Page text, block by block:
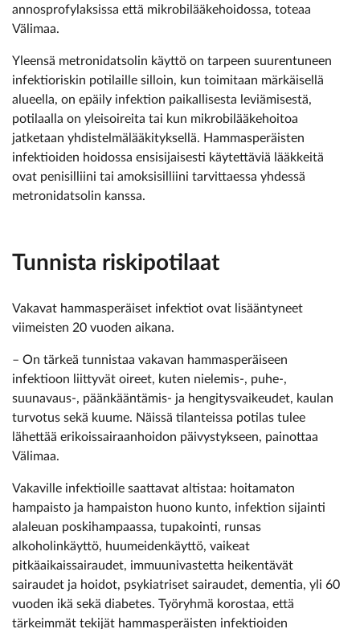
annosprofylaksissa että mikrobilääkehoidossa, toteaa
Välimaa.
Yleensä metronidatsolin käyttö on tarpeen suurentuneen
infektioriskin potilaille silloin, kun toimitaan märkäisellä
alueella, on epäily infektion paikallisesta leviämisestä,
potilaalla on yleisoireita tai kun mikrobilääkehoitoa
jatketaan yhdistelmälääkityksellä. Hammasperäisten
infektioiden hoidossa ensisijaisesti käytettäviä lääkkeitä
ovat penisilliini tai amoksisilliini tarvittaessa yhdessä
metronidatsolin kanssa.
Tunnista riskipotilaat
Vakavat hammasperäiset infektiot ovat lisääntyneet
viimeisten 20 vuoden aikana.
– On tärkeä tunnistaa vakavan hammasperäiseen
infektioon liittyvät oireet, kuten nielemis-, puhe-,
suunavaus-, päänkääntämis- ja hengitysvaikeudet, kaulan
turvotus sekä kuume. Näissä tilanteissa potilas tulee
lähettää erikoissairaanhoidon päivystykseen, painottaa
Välimaa.
Vakaville infektioille saattavat altistaa: hoitamaton
hampaisto ja hampaiston huono kunto, infektion sijainti
alaleuan poskihampaassa, tupakointi, runsas
alkoholinkäyttö, huumeidenkäyttö, vaikeat
pitkäaikaissairaudet, immuunivastetta heikentävät
sairaudet ja hoidot, psykiatriset sairaudet, dementia, yli 60
vuoden ikä sekä diabetes. Työryhmä korostaa, että
tärkeimmät tekijät hammasperäisten infektioiden